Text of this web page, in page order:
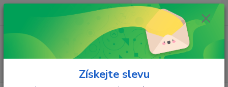
ks
za 0,00 Kč
Získejte slevu